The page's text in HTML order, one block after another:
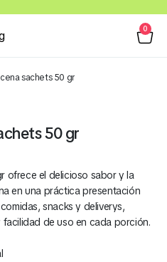
0
sachets 50 gr
50 gr
ofrece el delicioso sabor y la
en una práctica presentación
snacks y deliverys,
de uso en cada porción.